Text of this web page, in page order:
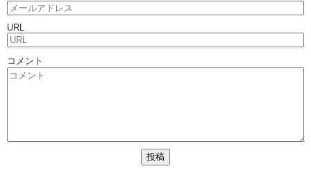
URL
コメント